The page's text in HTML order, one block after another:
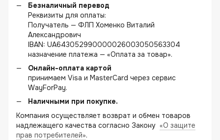
Безналичный перевод
Реквизиты для оплаты:
Получатель — ФЛП Хоменко Виталий
Александрович
IBAN: UA643052990000026003050563304
назначение платежа — «Оплата за товар».
Онлайн-оплата картой
принимаем Visa и MasterCard через сервис
WayForPay.
Наличными при покупке.
Компания осуществляет возврат и обмен товаров
надлежащего качества согласно Закону «О защите
прав потребителей».